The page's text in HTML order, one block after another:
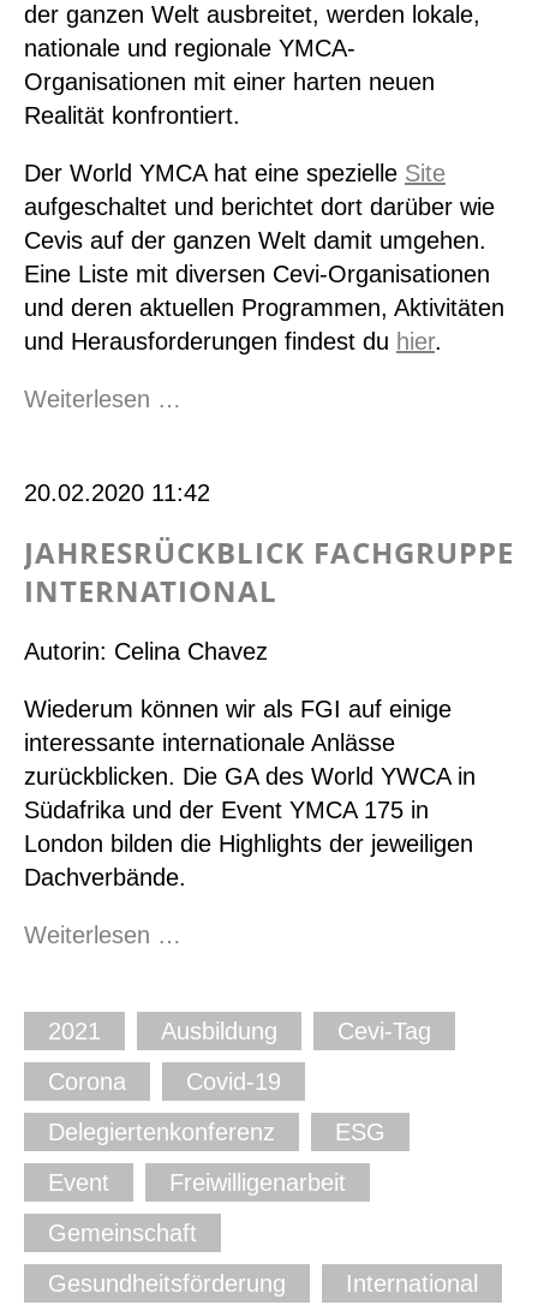
der ganzen Welt ausbreitet, werden lokale,
nationale und regionale YMCA-
Organisationen mit einer harten neuen
Realität konfrontiert.
Der World YMCA hat eine spezielle Site
aufgeschaltet und berichtet dort darüber wie
Cevis auf der ganzen Welt damit umgehen.
Eine Liste mit diversen Cevi-Organisationen
und deren aktuellen Programmen, Aktivitäten
und Herausforderungen findest du hier.
Weiterlesen …
Zeiten
Corona
20.02.2020 11:42
JAHRESRÜCKBLICK FACHGRUPPE
INTERNATIONAL
Autorin: Celina Chavez
Wiederum können wir als FGI auf einige
interessante internationale Anlässe
zurückblicken. Die GA des World YWCA in
Südafrika und der Event YMCA 175 in
London bilden die Highlights der jeweiligen
Dachverbände.
Weiterlesen …
2021
Ausbildung
Cevi-Tag
Corona
Covid-19
Delegiertenkonferenz
ESG
Event
Freiwilligenarbeit
Gemeinschaft
Gesundheitsförderung
International